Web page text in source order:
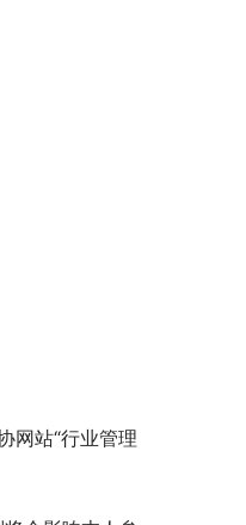
网站“行业管理